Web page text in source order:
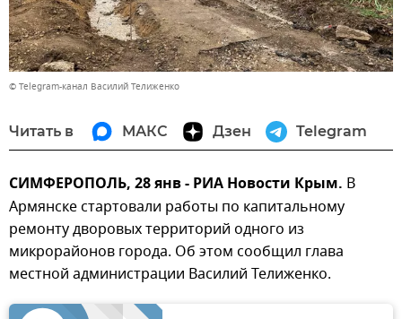
© Telegram-канал Василий Телиженко
Читать в МАКС Дзен Telegram
СИМФЕРОПОЛЬ, 28 янв - РИА Новости Крым. В
Армянске стартовали работы по капитальному
ремонту дворовых территорий одного из
микрорайонов города. Об этом сообщил глава
местной администрации Василий Телиженко.